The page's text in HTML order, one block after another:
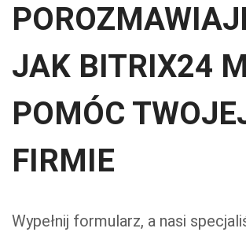
JAK BITRIX24
POMÓC
FIRMIE
Wypełnij formularz, a nasi